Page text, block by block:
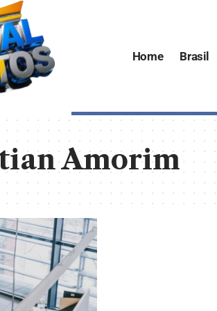
Home Brasil
Amorim